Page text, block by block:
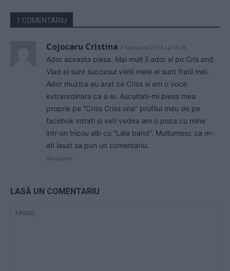
1 COMENTARIU
Cojocaru Cristina 7 februarie 2014 La 15:45
Ador aceasta piesa. Mai mult îi ador si pe Cris and
Vlad ei sunt succesul vietii mele ei sunt fratii mei.
Ador muzica eu arat ca Criss si am o voce
extraordinara ca a ei. Ascultati-mi piesa mea
proprie pe ”Criss Criss one” profilul meu de pe
facebok intrati si veti vedea am o poza cu mine
intr-un tricou alb cu ”Lala band”. Multumesc ca m-
ati lasat sa pun un comentariu.
Răspunde
LASĂ UN COMENTARIU